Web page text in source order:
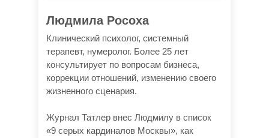
Людмила Росоха
Клинический психолог, системный
терапевт, нумеролог. Более 25 лет
консультирует по вопросам бизнеса,
коррекции отношений, изменению своего
жизненного сценария.
Журнал Татлер внес Людмилу в список
«9 серых кардиналов Москвы», как